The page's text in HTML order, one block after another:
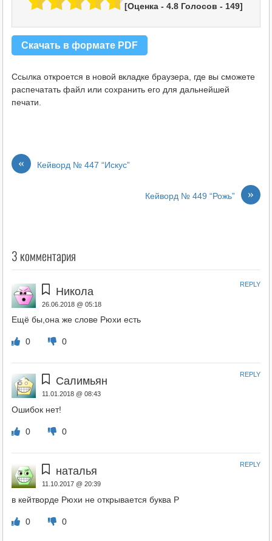
[Оценка - 4.8Голосов - 149]
Скачать в формате PDF
Ссылка откроется в новой вкладке браузера, где вы сможете
распечатать файл или сохранить его для дальнейшей
печати.
« Кейворд № 447 “Искус”
»
Кейворд № 449 “Рожь”
3 комментария
Никола
26.06.2018 @ 05:18
Ещё бы,она же слове Рюхи есть
0 0
REPLY
Салимьян
11.01.2018 @ 08:43
Ошибок нет!
0 0
REPLY
наталья
11.10.2017 @ 20:39
в кейтворде Рюхи не открывается буква Р
0 0
REPLY